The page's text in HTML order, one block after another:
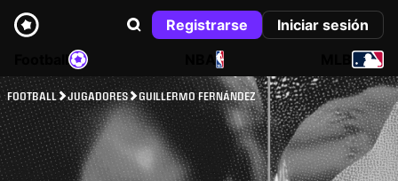
Registrarse
Iniciar sesión
NBA
FOOTBALL JUGADORES GUILLERMO FERNÁNDEZ